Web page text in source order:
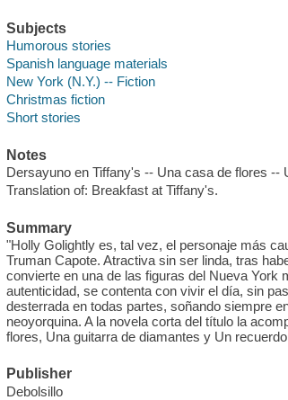
Subjects
Humorous stories
Spanish language materials
New York (N.Y.) -- Fiction
Christmas fiction
Short stories
Notes
Dersayuno en Tiffany's -- Una casa de flores
Translation of: Breakfast at Tiffany's.
Summary
"Holly Golightly es, tal vez, el personaje más
Truman Capote. Atractiva sin ser linda, tras
convierte en una de las figuras del Nueva
autenticidad, se contenta con vivir el día, sin
desterrada en todas partes, soñando siempre
neoyorquina. A la novela corta del título la
flores, Una guitarra de diamantes y Un
Publisher
Debolsillo